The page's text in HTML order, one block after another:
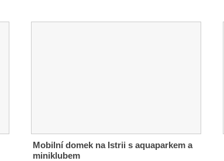
Mobilní domek na Istrii s aquaparkem a
miniklubem